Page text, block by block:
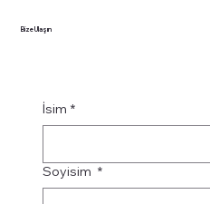
Bize Ulaşın
İsim *
Soyisim *